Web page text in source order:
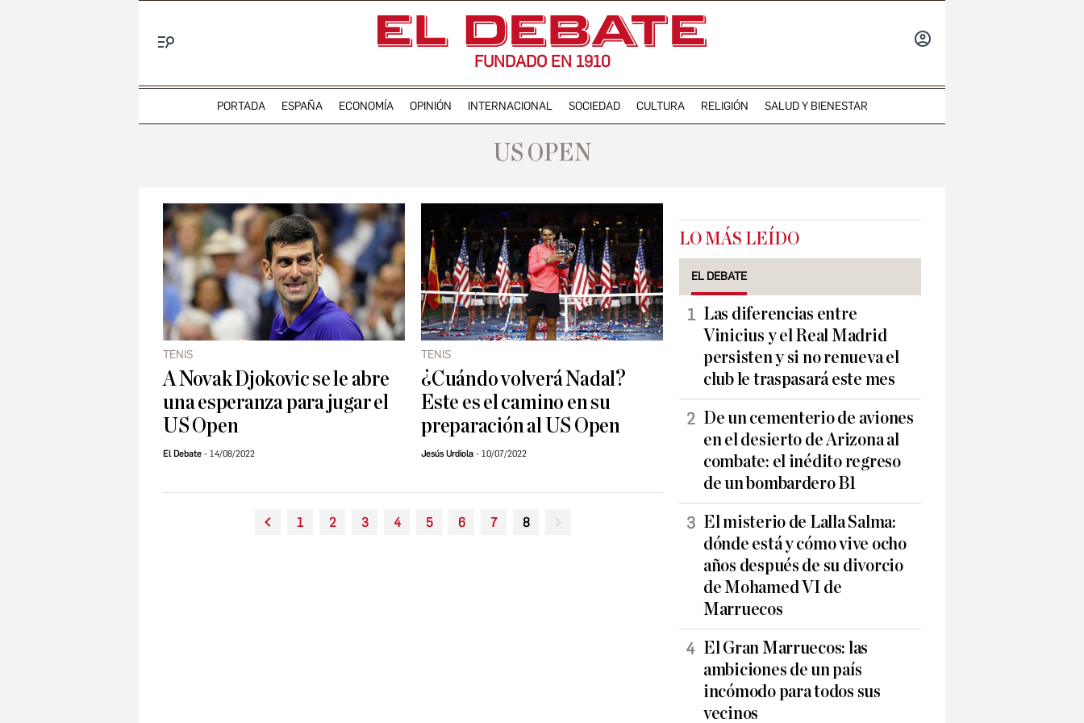
FUNDADO EN 1910
PORTADA ESPAÑA ECONOMÍA OPINIÓN INTERNACIONAL SOCIEDAD CULTURA RELIGIÓN SALUD Y BIENESTAR
US OPEN
TENIS
A Novak Djokovic se le abre
una esperanza para jugar el
US Open
El Debate 14/08/2022
TENIS
¿Cuándo volverá Nadal?
Este es el camino en su
preparación al US Open
Jesús Urdiola 10/07/2022
1 2 3 4 5 6 7 8
LO MÁS LEÍDO
EL DEBATE
Las diferencias entre
Vinicius y el Real Madrid
persisten y si no renueva el
club le traspasará este mes
De un cementerio de aviones
en el desierto de Arizona al
combate: el inédito regreso
de un bombardero B1
El misterio de Lalla Salma:
dónde está y cómo vive ocho
años después de su divorcio
de Mohamed VI de
Marruecos
El Gran Marruecos: las
ambiciones de un país
incómodo para todos sus
vecinos